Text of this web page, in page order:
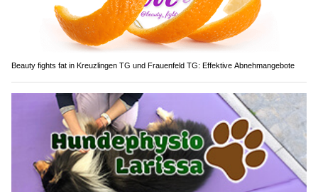
Beauty fights fat in Kreuzlingen TG und Frauenfeld TG: Effektive Abnehmangebote